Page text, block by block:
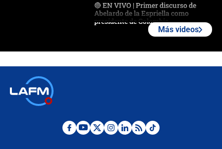
🔴 EN VIVO | Primer discurso de
Abelardo de la Espriella como
presidente de Colombia
Desde dermatitis hasta infecciones:
Más videos